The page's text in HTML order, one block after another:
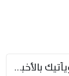
ستبدي لك الأيام ما كنت جاهلا … ويأتيك بالأخبار من لم تزوّد